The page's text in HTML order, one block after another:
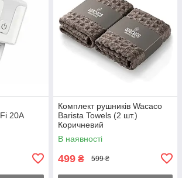
20А
Комплект рушників Wacaco
Barista Towels (2 шт.)
Коричневий
В наявності
499 ₴ 599 ₴